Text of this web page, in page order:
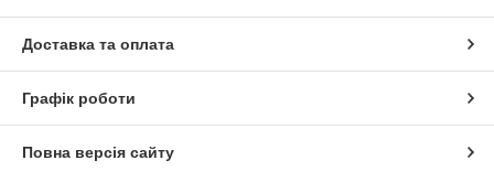
Доставка та оплата
Графік роботи
Повна версія сайту